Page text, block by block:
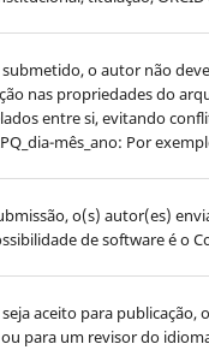
o autor não
nas propriedades do
entre si, evitando
mês_ano: Por
o(s) autor(es)
de software é o
aceito para
para um revisor do